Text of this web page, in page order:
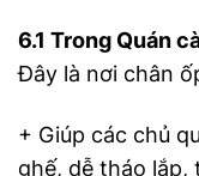
6.1 Trong Quán
Đây là nơi chân
+ Giúp các chủ
ghế, dễ tháo lắp,